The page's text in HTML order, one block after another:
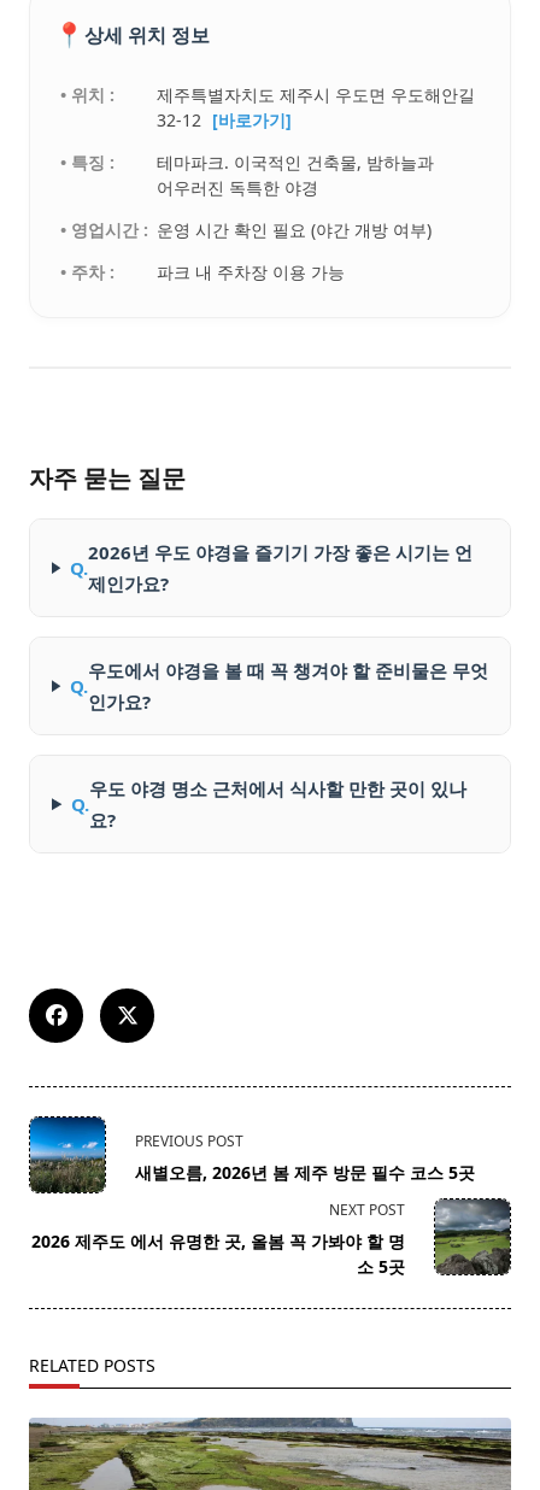
📍 상세 위치 정보
• 위치 :
제주특별자치도 제주시 우도면 우도해안길
32-12 [바로가기]
• 특징 :
테마파크. 이국적인 건축물, 밤하늘과
어우러진 독특한 야경
• 영업시간 : 운영 시간 확인 필요 (야간 개방 여부)
• 주차 :
파크 내 주차장 이용 가능
자주 묻는 질문
Q.
2026년 우도 야경을 즐기기 가장 좋은 시기는 언
제인가요?
Q.
우도에서 야경을 볼 때 꼭 챙겨야 할 준비물은 무엇
인가요?
Q.
우도 야경 명소 근처에서 식사할 만한 곳이 있나
요?
<span
class="nav-
subtitle
reader-
PREVIOUS POST
새별오름, 2026년 봄 제주 방문 필수 코스 5곳
NEXT POST
2026 제주도 에서 유명한 곳, 올봄 꼭 가봐야 할 명
소 5곳
RELATED POSTS